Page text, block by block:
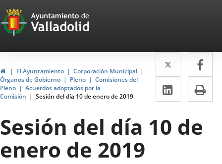
Portal
Web
del
Ayuntamiento
de
Valladolid
InicioEl Ayuntamiento
Corporación Municipal
Órganos de Gobierno
Pleno
Comisiones del
Pleno
Acuerdos adoptados por la
Comisión
Sesión del día 10 de enero de 2019
Twitter
Enlace
a
una
externa.
a
LinkedIn
Enlace
a
una
Sesión del día 10 de
enero de 2019